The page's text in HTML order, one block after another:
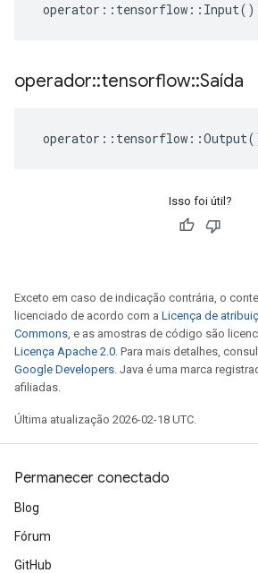
operator :: tensorflow :: Input()
operador::tensorflow::Saída
operator :: tensorflow ::Output
Isso foi útil?
Exceto em caso de indicação contrária, o
licenciado de acordo com a Licença de
Commons, e as amostras de código são
Licença Apache 2.0. Para mais detalhes,
Google Developers. Java é uma marca
afiliadas.
Última atualização 2026-02-18 UTC.
Permanecer conectado
Blog
Fórum
GitHub